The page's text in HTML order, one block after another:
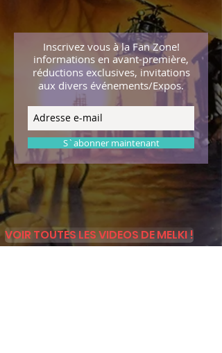
Inscrivez vous à la Fan Zone!
informations en avant-première,
réductions exclusives, invitations
aux divers événements/Expos.
S`abonner maintenant
VOIR TOUTES LES VIDEOS DE MELKI !